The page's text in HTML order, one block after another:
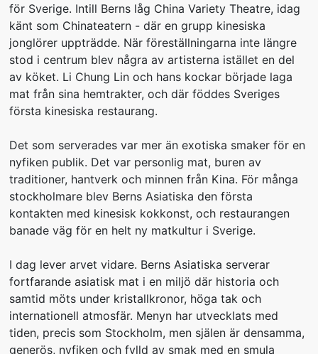
för Sverige. Intill Berns låg China Variety Theatre, idag
känt som Chinateatern - där en grupp kinesiska
jonglörer uppträdde. När föreställningarna inte längre
stod i centrum blev några av artisterna istället en del
av köket. Li Chung Lin och hans kockar började laga
mat från sina hemtrakter, och där föddes Sveriges
första kinesiska restaurang.
Det som serverades var mer än exotiska smaker för en
nyfiken publik. Det var personlig mat, buren av
traditioner, hantverk och minnen från Kina. För många
stockholmare blev Berns Asiatiska den första
kontakten med kinesisk kokkonst, och restaurangen
banade väg för en helt ny matkultur i Sverige.
I dag lever arvet vidare. Berns Asiatiska serverar
fortfarande asiatisk mat i en miljö där historia och
samtid möts under kristallkronor, höga tak och
internationell atmosfär. Menyn har utvecklats med
tiden, precis som Stockholm, men själen är densamma,
generös, nyfiken och fylld av smak med en smula